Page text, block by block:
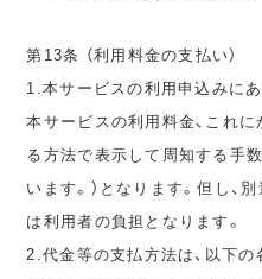
第13条 （利用料金の支払い）
1.本サービスの利用申込みに
本サービスの利用料金、これ
る方法で表示して周知する手数
います。）となります。但し、
は利用者の負担となります。
2.代金等の支払方法は、以下の